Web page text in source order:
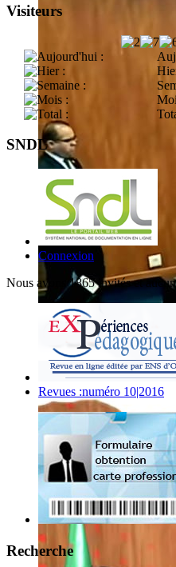
Visiteurs
SNDL
Connexion
Nous avons 1865 invités et
Revues :numéro 10|2016
Recherche